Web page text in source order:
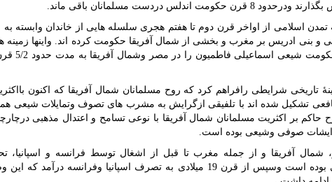
حکومت اندلس دردست مسلمانان باقی ماند.
تمدن اسلامی از اواخر قرن دوم تا هفتم هجری سلسله هایی از خاندان وابسته به
و بنی ادریس بر مغرب و بخشی از شمال آفریقا حکومت کرده اند. واینها زمینه
را برای تشکیل حکومت شیعی
تاریخی شرایطی رافراهم کرد که روح مسلمانان شمال آفریقا که اکنون
تشکیل شده اند با تلفیقی ازگرایش به مشرب های تصوف وتمایلات شیعی
حاکم بر اکثریت مسلمانان شمال آفریقا با نوعی تسامح و اعتدال مذهبی
صوفی وشیعی بوده است.
شمال آفریقا و از جمله مغرب تا قبل از اشغال توسط فرانسه و اسپانیا،
امپراتوری عثمانی بوده است وسپس از قرن 19 میلادی به تصرف اسپانیا وفرانسه درآمد